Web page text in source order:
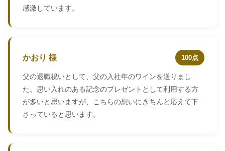
感激しています。
かおり 様 100点
父の退職祝いとして、父の入社年のワインを送りまし
た。思い入れのある記念のプレゼントとして利用する方
が多いと思いますが、こちらの想いにきちんと応えて下
さっていると思います。